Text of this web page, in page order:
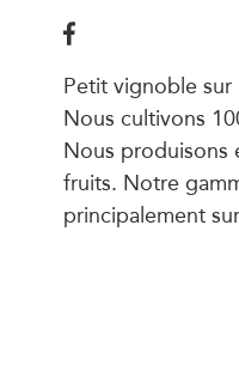
Petit vignoble
Nous cultivons
Nous produisons
fruits. Notre
principalement